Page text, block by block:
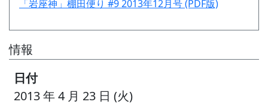
「岩座神」棚田便り #9 2013年12月号 (PDF版)
情報
日付
2013 年 4 月 23 日 (火)